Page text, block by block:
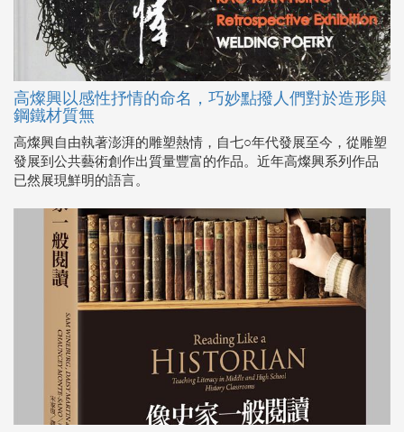
高燦興以感性抒情的命名，巧妙點撥人們對於造形與
鋼鐵材質無
高燦興自由執著澎湃的雕塑熱情，自七○年代發展至今，從雕塑
發展到公共藝術創作出質量豐富的作品。近年高燦興系列作品
已然展現鮮明的語言。